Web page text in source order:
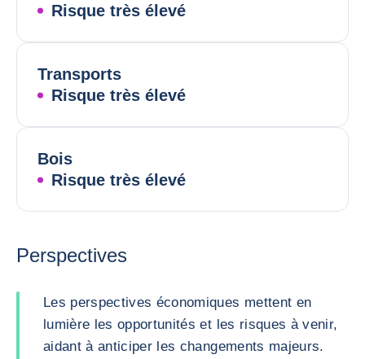
Risque très élevé
Transports
Risque très élevé
Bois
Risque très élevé
Perspectives
Les perspectives économiques mettent en
lumière les opportunités et les risques à venir,
aidant à anticiper les changements majeurs.